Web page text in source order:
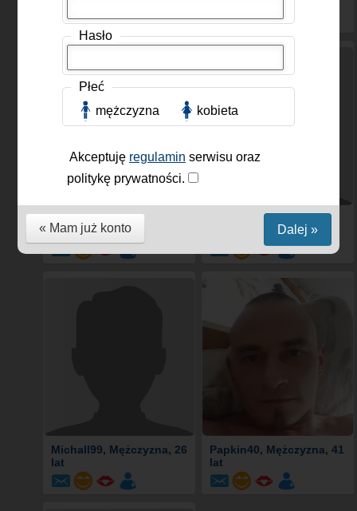
lat
, Mężczyzna,
Michall99, Mężczyzna, 26
lat
Papkin40, Mężczyzna, 41
lat
Hasło
Płeć
mężczyzna
kobieta
Akceptuję regulamin serwisu oraz
politykę prywatności.
« Mam już konto Dalej »